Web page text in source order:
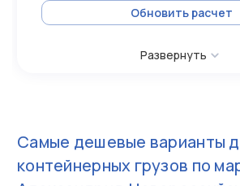
Обновить расчет
Развернуть
Самые дешевые варианты
контейнерных грузов по